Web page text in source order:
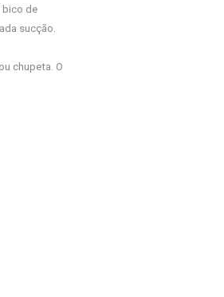
bico de
sucção.
chupeta. O